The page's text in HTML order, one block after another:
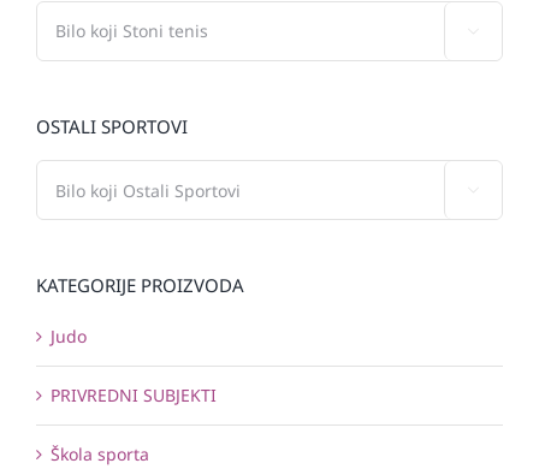
OSTALI SPORTOVI
KATEGORIJE PROIZVODA
Judo
PRIVREDNI SUBJEKTI
Škola sporta